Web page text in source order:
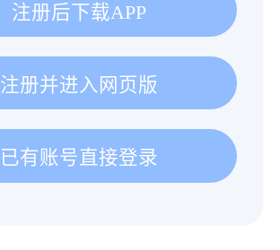
注册后下载APP
注册并进入网页版
已有账号直接登录